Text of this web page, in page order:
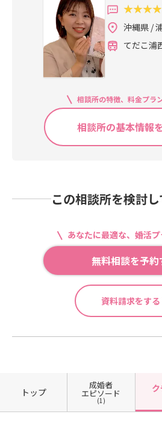
沖縄県 /
てだこ浦
相談所の特徴、料金プラ
相談所の基本情報
この相談所を検討
あなたに最適な、婚活
無料相談を予約
資料請求をする
トップ
成婚者
エピソード
(1)